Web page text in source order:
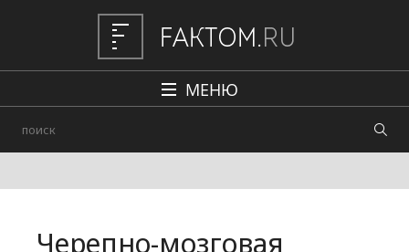
МЕНЮ
Авто
Черепно-мозговая